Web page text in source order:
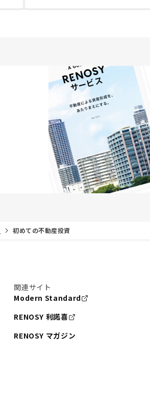
初めての不動産投資
関連サイト
Modern Standard
RENOSY 利諾喜
RENOSY マガジン